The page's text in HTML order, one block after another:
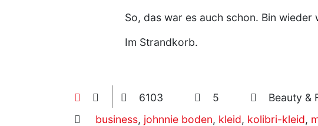
So, das war es auch schon. Bin wieder
Im Strandkorb.
6103 5 Beauty &
business, johnnie boden, kleid, kolibri-kleid,